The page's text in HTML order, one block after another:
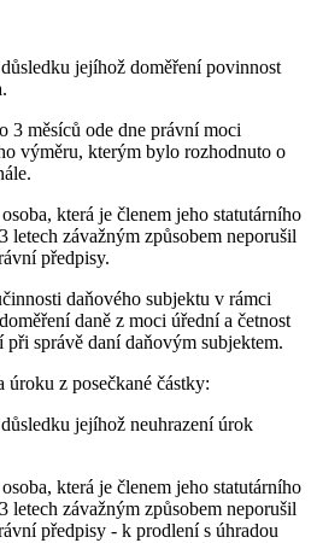
jejíhož doměření povinnost
3 měsíců ode dne právní moci
výměru, kterým bylo rozhodnuto o
která je členem jeho statutárního
letech závažným způsobem neporušil
předpisy.
daňového subjektu v rámci
daně z moci úřední a četnost
správě daní daňovým subjektem.
z posečkané částky:
jejíhož neuhrazení úrok
která je členem jeho statutárního
letech závažným způsobem neporušil
předpisy - k prodlení s úhradou